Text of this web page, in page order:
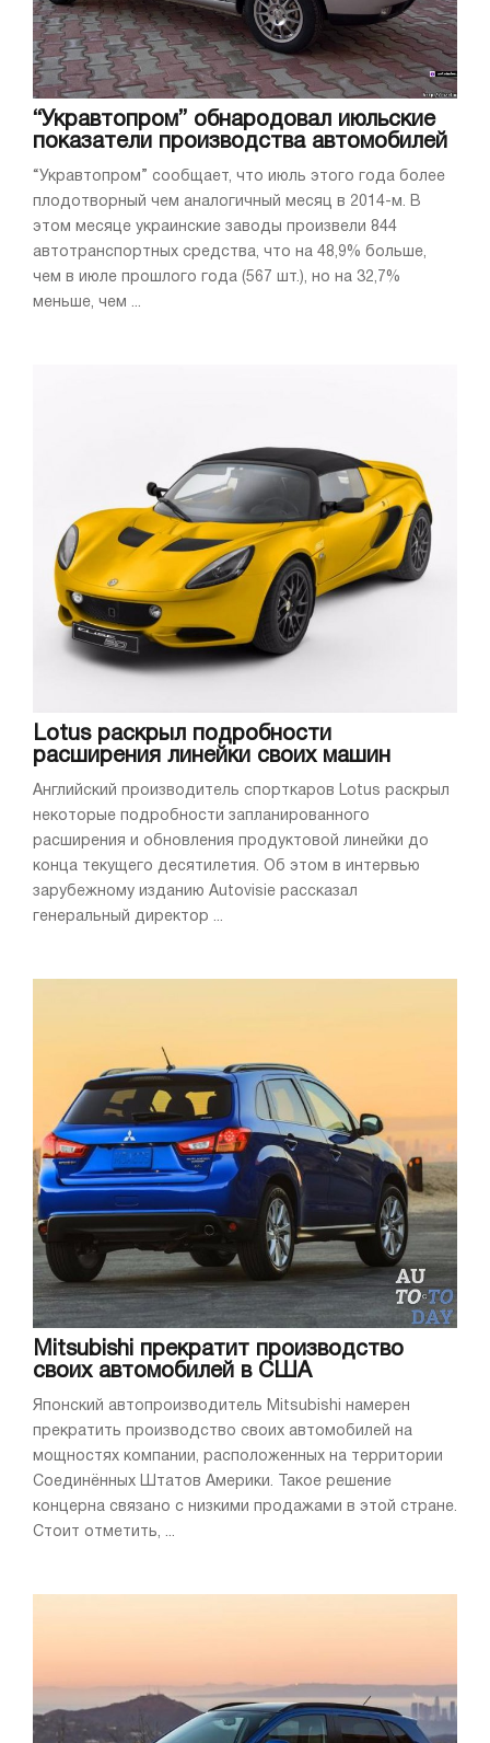
“Укравтопром” обнародовал июльские
показатели производства автомобилей
“Укравтопром” сообщает, что июль этого года более
плодотворный чем аналогичный месяц в 2014-м. В
этом месяце украинские заводы произвели 844
автотранспортных средства, что на 48,9% больше,
чем в июле прошлого года (567 шт.), но на 32,7%
меньше, чем ...
Lotus раскрыл подробности
расширения линейки своих машин
Английский производитель спорткаров Lotus раскрыл
некоторые подробности запланированного
расширения и обновления продуктовой линейки до
конца текущего десятилетия. Об этом в интервью
зарубежному изданию Autovisie рассказал
генеральный директор ...
Mitsubishi прекратит производство
своих автомобилей в США
Японский автопроизводитель Mitsubishi намерен
прекратить производство своих автомобилей на
мощностях компании, расположенных на территории
Соединённых Штатов Америки. Такое решение
концерна связано с низкими продажами в этой стране.
Стоит отметить, ...